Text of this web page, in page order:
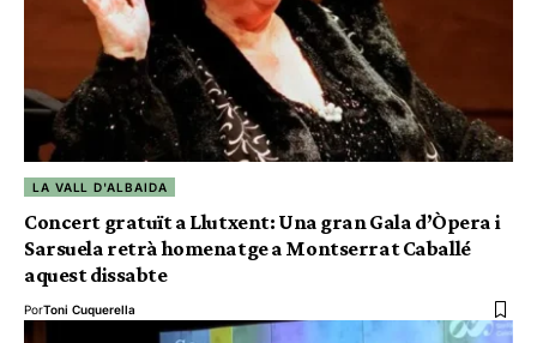
LA VALL D'ALBAIDA
Concert gratuït a Llutxent: Una gran Gala d’Òpera i
Sarsuela retrà homenatge a Montserrat Caballé
aquest dissabte
PorToni Cuquerella